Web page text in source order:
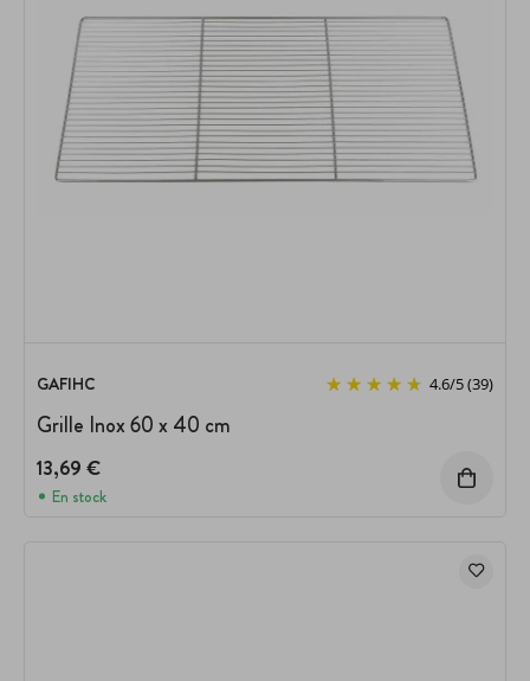
GAFIHC 4.6/5(39)
Grille Inox 60 x 40 cm
13,69 €
En stock